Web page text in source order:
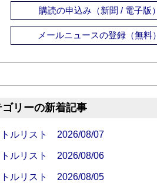
購読の申込み（新聞 / 電子版）
メールニュースの登録（無料）
リーの新着記事
トルリスト 2026/08/07
トルリスト 2026/08/06
トルリスト 2026/08/05